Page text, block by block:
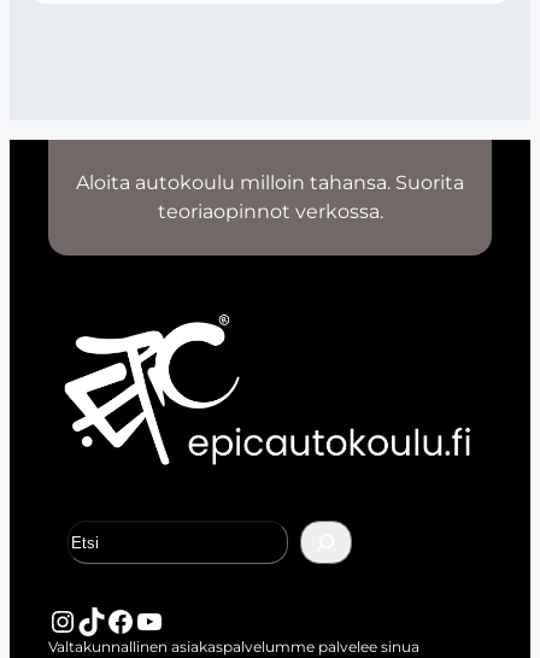
Aloita autokoulu milloin tahansa. Suorita
teoriaopinnot verkossa.
InstagramTikTok Facebook YouTube
Valtakunnallinen asiakaspalvelumme palvelee sinua